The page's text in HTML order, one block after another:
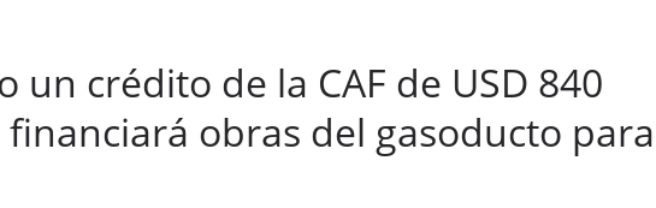
un crédito de la CAF de USD 840
obras del gasoducto para